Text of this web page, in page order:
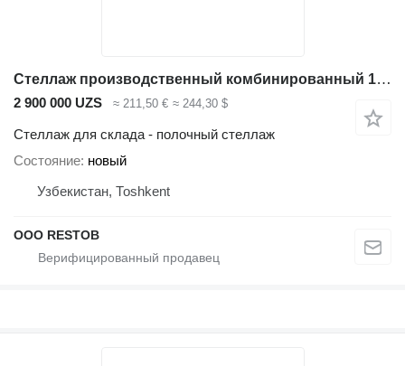
Стеллаж производственный комбинированный 1200*400*2500
2 900 000 UZS ≈ 211,50 € ≈ 244,30 $
Стеллаж для склада - полочный стеллаж
Состояние новый
Узбекистан, Тоshkent
OOO RESTOB